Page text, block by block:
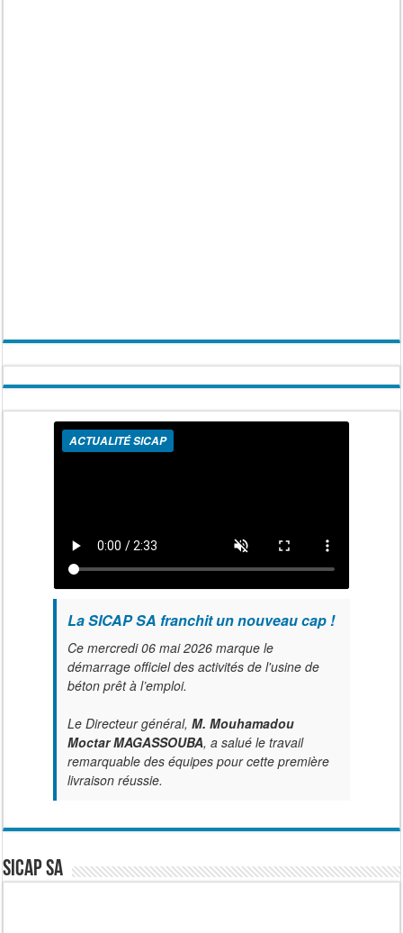
ACTUALITÉ SICAP
La SICAP SA franchit un nouveau cap !
Ce mercredi 06 mai 2026 marque le
démarrage officiel des activités de l'usine de
béton prêt à l’emploi.
Le Directeur général, M. Mouhamadou
Moctar MAGASSOUBA, a salué le travail
remarquable des équipes pour cette première
livraison réussie.
SICAP SA